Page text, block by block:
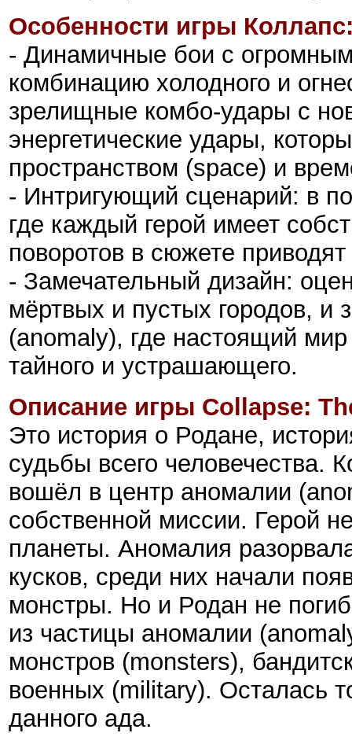
Особенности игры
- Динамичные бои с
комбинацию холодного и
зрелищные комбо-удары с
энергетические удары,
пространством (space) и
- Интригующий сценарий: в
где каждый герой имеет
поворотов в сюжете
- Замечательный дизайн:
мёртвых и пустых городов, и
(anomaly), где настоящий
тайного и устрашающего.
Описание игры Collapse:
Это история о Родане,
судьбы всего человечества.
вошёл в центр аномалии
собственной миссии. Герой
планеты. Аномалия
кусков, среди них начали
монстры. Но и Родан не
из частицы аномалии
монстров (monsters),
военных (military). Осталась
данного ада.